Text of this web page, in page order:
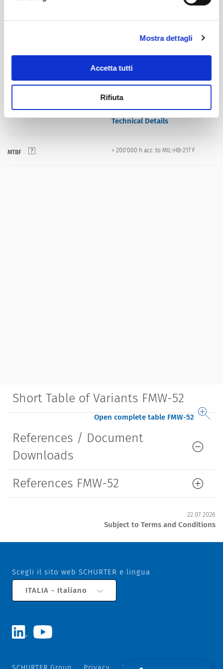
Mostra dettagli
Accetta tutti
Rifiuta
Suitable for appliances with protection
Quick connect terminals 6.3 x 0.8 mm
Nickel plated steel
Standard version, IEC 60939, UL 1283,
CSA C22.2 no. 8
Technical Details
MTBF > 200'000 h acc. to MIL-HB-217 F
Short Table of Variants FMW-52
Open complete table FMW-52
References / Document
Downloads
References FMW-52
22.07.2026
Subject to Terms and Conditions
Scegli il sito web SCHURTER e lingua
ITALIA - Italiano